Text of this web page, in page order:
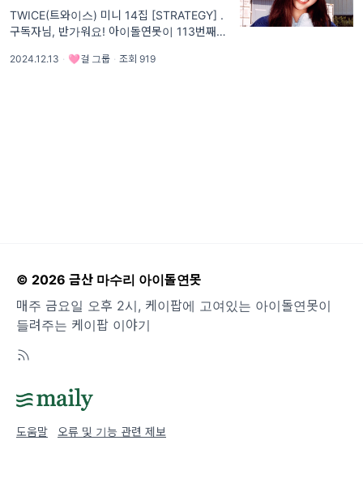
TWICE(트와이스) 미니 14집 [STRATEGY] .
구독자님, 반가워요! 아이돌연못이 113번째로
입니다. [컴백 탐구] 트와이스의 2024 마지막
2024.12.13 · 🩷걸 그룹 · 조회 919
© 2026 금산 마수리 아이돌연못
매주 금요일 오후 2시, 케이팝에 고여있는 아이돌연못이
들려주는 케이팝 이야기
도움말
오류 및 기능 관련 제보